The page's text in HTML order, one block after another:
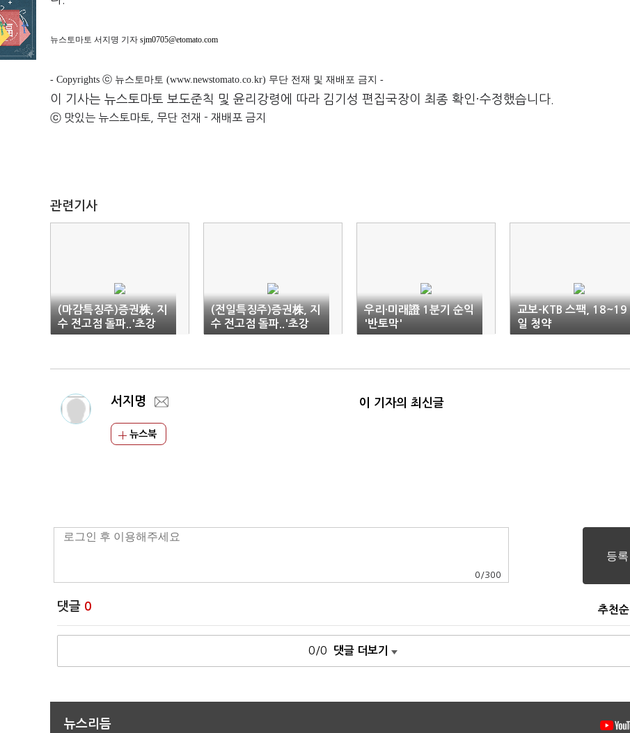
뉴스토마토 서지명 기자 sjm0705@etomato.com
- Copyrights ⓒ 뉴스토마토 (www.newstomato.co.kr) 무단 전재 및 재배포 금지 -
이 기사는 뉴스토마토 보도준칙 및 윤리강령에 따라 김기성 편집국장이 최종 확인·수정했습니다.
ⓒ 맛있는 뉴스토마토, 무단 전재 - 재배포 금지
관련기사
(마감특징주)증권株, 지
수 전고점 돌파..'초강
세'
(전일특징주)증권株, 지
수 전고점 돌파..'초강
세'
우리·미래證 1분기 순익
'반토막'
교보-KTB 스팩, 18~19
일 청약
서지명
뉴스북
이 기자의 최신글
0 /300
댓글 0 추천순
0/0 댓글 더보기
뉴스리듬